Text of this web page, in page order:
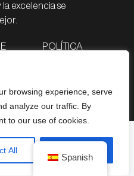
browsing experience, serve
analyze our traffic. By
to our use of cookies.
All
excelencia se
POLÍTICA
VIP EXPERIENCES 2026 ©
Spanish